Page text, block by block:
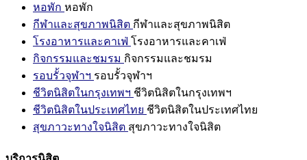
หอพัก หอพัก
กีฬาและสุขภาพนิสิต กีฬาและสุขภาพนิสิต
โรงอาหารและคาเฟ่ โรงอาหารและคาเฟ่
กิจกรรมและชมรม กิจกรรมและชมรม
รอบรั้วจุฬาฯ รอบรั้วจุฬาฯ
ชีวิตนิสิตในกรุงเทพฯ ชีวิตนิสิตในกรุงเทพฯ
ชีวิตนิสิตในประเทศไทย ชีวิตนิสิตในประเทศไทย
สุขภาวะทางใจนิสิต สุขภาวะทางใจนิสิต